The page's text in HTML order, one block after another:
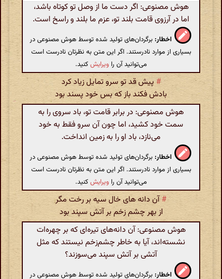
هوش مصنوعی: اگر دست ما از وصل تو کوتاه باشد،
اما در آرزوی قامت بلند تو، عزم ما بلند و راسخ است.
اخطار: برگردان‌های تولید شده توسط هوش مصنوعی در
بسیاری از موارد نادرستند. اگر این متن به نظرتان نادرست است
می‌توانید آن را ویرایشکنید.
# پیش قد تو سرو تمایل زیاد کرد
بادش فکند باز که بس خود پسند بود
هوش مصنوعی: در برابر قامت تو، باد سروی را به
سمت خود کشید، اما چون آن سرو فقط به خود
می‌نازد، باد او را به زمین انداخت.
اخطار: برگردان‌های تولید شده توسط هوش مصنوعی در
بسیاری از موارد نادرستند. اگر این متن به نظرتان نادرست است
می‌توانید آن را ویرایشکنید.
#آن دانه های خال سیه بر رخت مگر
از بهر چشم زخم بر آتش سپند بود
هوش مصنوعی: آن دانه‌های تیره‌ای که بر چهره‌ات
نشسته‌اند، آیا به خاطر چشم‌زخم نیستند که مثل
آتشی بر آتش سپند می‌سوزند؟
اخطار: برگردان‌های تولید شده توسط هوش مصنوعی در